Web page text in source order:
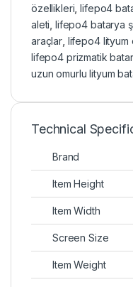
özellikleri ,lifepo4
aleti ,lifepo4 batarya
araçlar lifepo4 lityum
lifepo4 prizmatik
uzun omurlu lityum
Technical
Brand
Item Height
Item Width
Screen Size
Item Weight